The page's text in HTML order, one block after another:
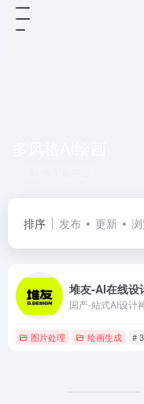
排序 发布 更新
堆友-AI在线设
图片处理 绘画生成 #